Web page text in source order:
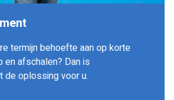
termijn behoefte aan op korte
en afschalen? Dan is
de oplossing voor u.